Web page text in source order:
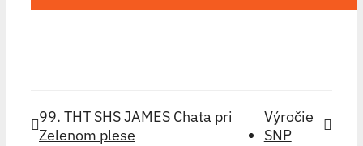
99. THT SHS JAMES Chata pri
Zelenom plese
Výročie
SNP